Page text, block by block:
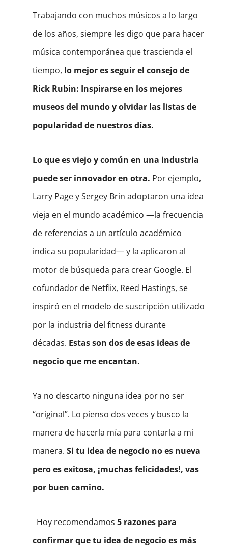
Trabajando con muchos músicos a lo largo
de los años, siempre les digo que para hacer
música contemporánea que trascienda el
tiempo, lo mejor es seguir el consejo de
Rick Rubin: Inspirarse en los mejores
museos del mundo y olvidar las listas de
popularidad de nuestros días.
Lo que es viejo y común en una industria
puede ser innovador en otra. Por ejemplo,
Larry Page y Sergey Brin adoptaron una idea
vieja en el mundo académico —la frecuencia
de referencias a un artículo académico
indica su popularidad— y la aplicaron al
motor de búsqueda para crear Google. El
cofundador de Netflix, Reed Hastings, se
inspiró en el modelo de suscripción utilizado
por la industria del fitness durante
décadas. Estas son dos de esas ideas de
negocio que me encantan.
Ya no descarto ninguna idea por no ser
“original”. Lo pienso dos veces y busco la
manera de hacerla mía para contarla a mi
manera. Si tu idea de negocio no es nueva
pero es exitosa, ¡muchas felicidades!, vas
por buen camino.
Hoy recomendamos 5 razones para
confirmar que tu idea de negocio es más